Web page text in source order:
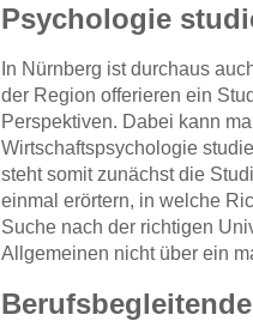
Psychologie
In Nürnberg ist durchaus
der Region offerieren ein
Perspektiven. Dabei kann
Wirtschaftspsychologie
steht somit zunächst die
einmal erörtern, in welche
Suche nach der richtigen
Allgemeinen nicht über ein